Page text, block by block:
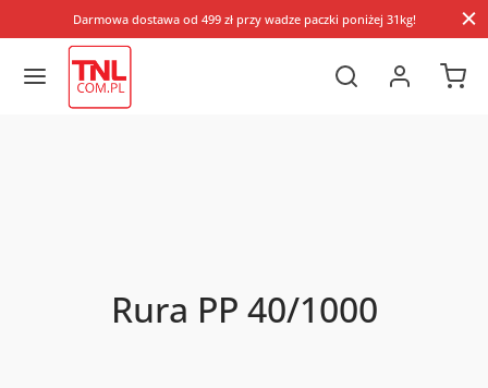
Darmowa dostawa od 499 zł przy wadze paczki poniżej 31kg!
Rura PP 40/1000